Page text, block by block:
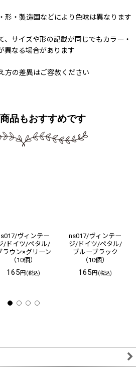
形・製造国などにより色味は異なります
、サイズや形の記載が同じでもカラー・
異なる場合があります
方の差異はご容赦ください
品もおすすめです
ヴィンテー
/ドイツ/ペタル/
ラウン×グリーン
（10個）
165円(税込)
ns017/ヴィンテー
ジ/ドイツ/ペタル/
ブルーブラック
（10個）
165円(税込)